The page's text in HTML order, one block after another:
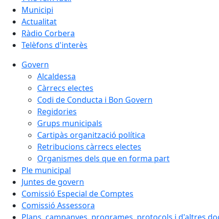
Municipi
Actualitat
Ràdio Corbera
Telèfons d'interès
Govern
Alcaldessa
Càrrecs electes
Codi de Conducta i Bon Govern
Regidories
Grups municipals
Cartipàs organització política
Retribucions càrrecs electes
Organismes dels que en forma part
Ple municipal
Juntes de govern
Comissió Especial de Comptes
Comissió Assessora